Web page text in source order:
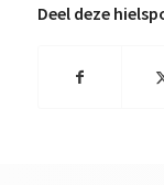
Deel deze